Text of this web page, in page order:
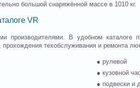
большой снаряжённой массе в 1010 кг.
VR
производителями. В удобном
техобслуживания и ремонта
● рулевой
● кузовной
● подвески и